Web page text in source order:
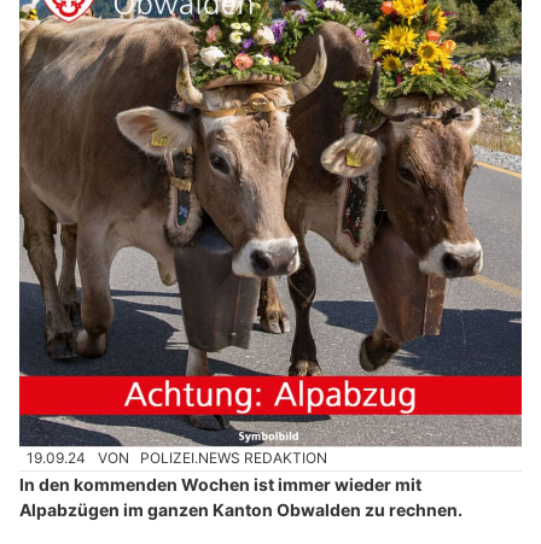
19.09.24 VON POLIZEI.NEWS REDAKTION
In den kommenden Wochen ist immer wieder mit
Alpabzügen im ganzen Kanton Obwalden zu rechnen.